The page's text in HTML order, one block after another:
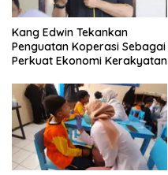
Kang Edwin Tekankan
Penguatan Koperasi Sebagai
Perkuat Ekonomi Kerakyatan